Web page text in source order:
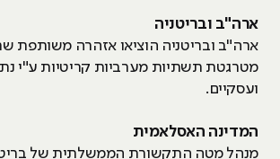
ארה"ב ובריטניה
ארה"ב ובריטניה הוציאו אזהרה משותפת
מטרגטת תשתיות מערביות קריטיות ע"י
ועסקיים.
המדינה האסלאמית